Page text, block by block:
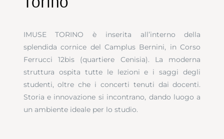
IMUSE TORINO è inserita all’interno della
splendida cornice del Camplus Bernini, in Corso
Ferrucci 12bis (quartiere Cenisia). La moderna
struttura ospita tutte le lezioni e i saggi degli
studenti, oltre che i concerti tenuti dai docenti.
Storia e innovazione si incontrano, dando luogo a
un ambiente ideale per lo studio.